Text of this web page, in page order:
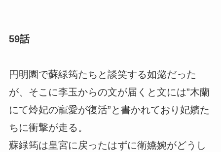
59話
円明園で蘇緑筠たちと談笑する如懿だった
が、そこに李玉からの文が届くと文には”木蘭
にて炩妃の寵愛が復活”と書かれており妃嬪た
ちに衝撃が走る。
蘇緑筠は皇宮に戻ったはずに衛嬿婉がどうし